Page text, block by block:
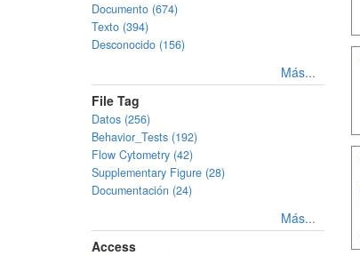
Documento (674)
Texto (394)
Desconocido (156)
Más...
File Tag
Datos (256)
Behavior_Tests (192)
Flow Cytometry (42)
Supplementary Figure (28)
Documentación (24)
Más...
Access